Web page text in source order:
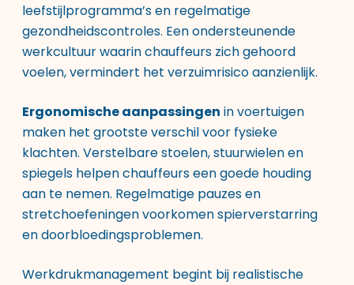
leefstijlprogramma’s en regelmatige
gezondheidscontroles. Een ondersteunende
werkcultuur waarin chauffeurs zich gehoord
voelen, vermindert het verzuimrisico aanzienlijk.
Ergonomische aanpassingen in voertuigen
maken het grootste verschil voor fysieke
klachten. Verstelbare stoelen, stuurwielen en
spiegels helpen chauffeurs een goede houding
aan te nemen. Regelmatige pauzes en
stretchoefeningen voorkomen spierverstarring
en doorbloedingsproblemen.
Werkdrukmanagement begint bij realistische